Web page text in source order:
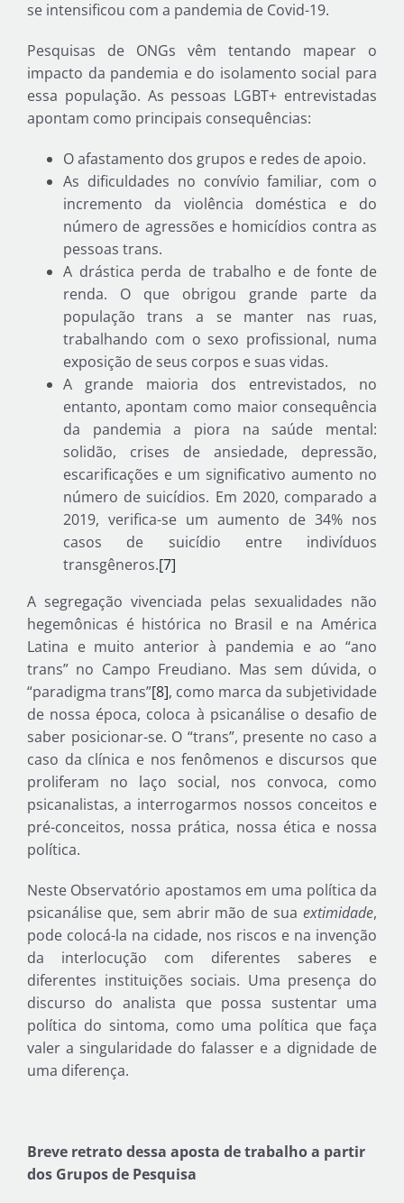
se intensificou com a pandemia de Covid-19.
Pesquisas de ONGs vêm tentando mapear o
impacto da pandemia e do isolamento social para
essa população. As pessoas LGBT+ entrevistadas
apontam como principais consequências:
O afastamento dos grupos e redes de apoio.
As dificuldades no convívio familiar, com o
incremento da violência doméstica e do
número de agressões e homicídios contra as
pessoas trans.
A drástica perda de trabalho e de fonte de
renda. O que obrigou grande parte da
população trans a se manter nas ruas,
trabalhando com o sexo profissional, numa
exposição de seus corpos e suas vidas.
A grande maioria dos entrevistados, no
entanto, apontam como maior consequência
da pandemia a piora na saúde mental:
solidão, crises de ansiedade, depressão,
escarificações e um significativo aumento no
número de suicídios. Em 2020, comparado a
2019, verifica-se um aumento de 34% nos
casos de suicídio entre indivíduos
transgêneros.[7]
A segregação vivenciada pelas sexualidades não
hegemônicas é histórica no Brasil e na América
Latina e muito anterior à pandemia e ao “ano
trans” no Campo Freudiano. Mas sem dúvida, o
“paradigma trans”[8], como marca da subjetividade
de nossa época, coloca à psicanálise o desafio de
saber posicionar-se. O “trans”, presente no caso a
caso da clínica e nos fenômenos e discursos que
proliferam no laço social, nos convoca, como
psicanalistas, a interrogarmos nossos conceitos e
pré-conceitos, nossa prática, nossa ética e nossa
política.
Neste Observatório apostamos em uma política da
psicanálise que, sem abrir mão de suaextimidade,
pode colocá-la na cidade, nos riscos e na invenção
da interlocução com diferentes saberes e
diferentes instituições sociais. Uma presença do
discurso do analista que possa sustentar uma
política do sintoma, como uma política que faça
valer a singularidade do falasser e a dignidade de
uma diferença.
Breve retrato dessa aposta de trabalho a partir
dos Grupos de Pesquisa